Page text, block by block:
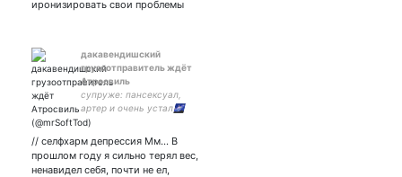
иронизировать свои проблемы
дакавендишский
грузоотправитель ждёт
Атросвиль
супруже: пансексуал,
артер и очень устал🌌
мультифандом, щитпост,
обращайте внимания🌌
// селфхарм депрессия Мм... В
прошлом году я сильно терял вес,
ненавидел себя, почти не ел,